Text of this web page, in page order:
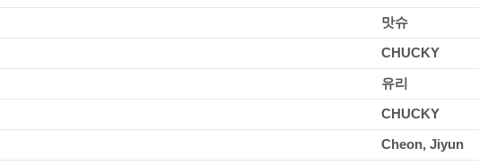
맛슈
CHUCKY
유리
CHUCKY
Cheon, Jiyun